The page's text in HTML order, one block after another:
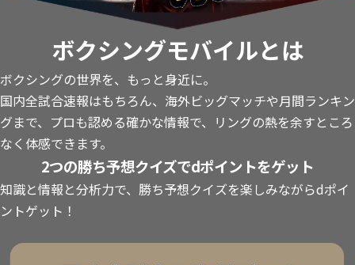
ボクシングモバイルとは
ボクシングの世界を、もっと身近に。
国内全試合速報はもちろん、海外ビッグマッチや月間ランキン
グまで、プロも認める確かな情報で、リングの熱を余すところ
なく体感できます。
2つの勝ち予想クイズでdポイントをゲット
知識と情報と分析力で、勝ち予想クイズを楽しみながらdポイ
ントゲット！